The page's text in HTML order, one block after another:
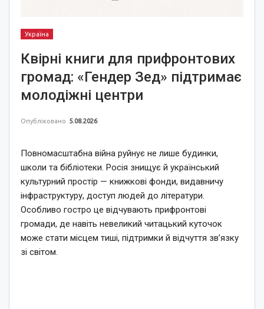
Україна
Квірні книги для прифронтових
громад: «Гендер Зед» підтримає
молодіжні центри
Опубліковано 5.08.2026
Повномасштабна війна руйнує не лише будинки,
школи та бібліотеки. Росія знищує й український
культурний простір — книжкові фонди, видавничу
інфраструктуру, доступ людей до літератури.
Особливо гостро це відчувають прифронтові
громади, де навіть невеликий читацький куточок
може стати місцем тиші, підтримки й відчуття зв’язку
зі світом.